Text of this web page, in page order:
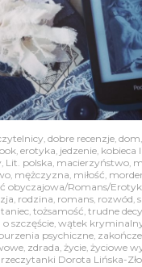
, dobre recenzje, dom,
, erotyka, jedzenie, kobieca
, Lit. polska, macierzyństwo,
, mężczyzna, miłość,
obyczajowa/Romans/Erotyk
, rodzina, romans, rozwód,
taniec, tożsamość, trudne
szczęście, wątek
psychiczne,
, zdrada, życie, życiowe
Dorota Lińska-